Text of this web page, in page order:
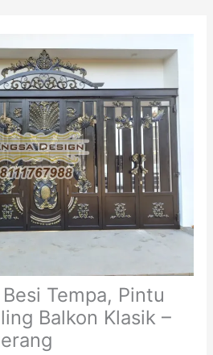
Tempa, Pintu
Balkon Klasik –